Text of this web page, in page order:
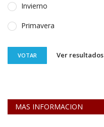
Invierno
Primavera
VOTAR Ver resultados
MAS INFORMACION